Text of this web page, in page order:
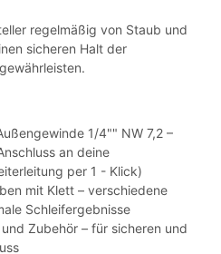
regelmäßig von Staub und
sicheren Halt der
1/4"" NW 7,2 –
an deine
per 1 - Klick)
mit Klett – verschiedene
Schleifergebnisse
Zubehör – für sicheren und